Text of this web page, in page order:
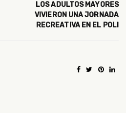
LOS ADULTOS MAYORES
VIVIERON UNA JORNADA
RECREATIVA EN EL POLI